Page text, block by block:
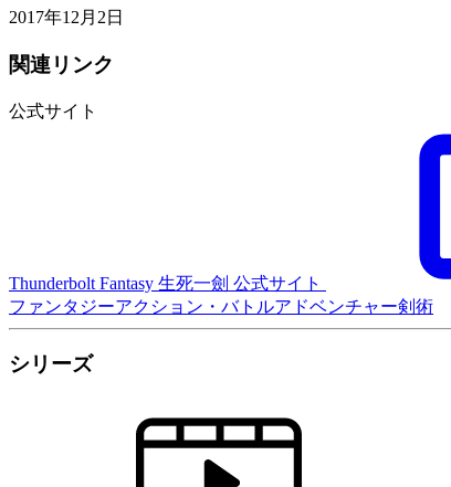
2017年12月2日
関連リンク
公式サイト
Thunderbolt Fantasy 生死一劍 公式サイト
ファンタジーアクション・バトルアドベンチャー剣術
シリーズ